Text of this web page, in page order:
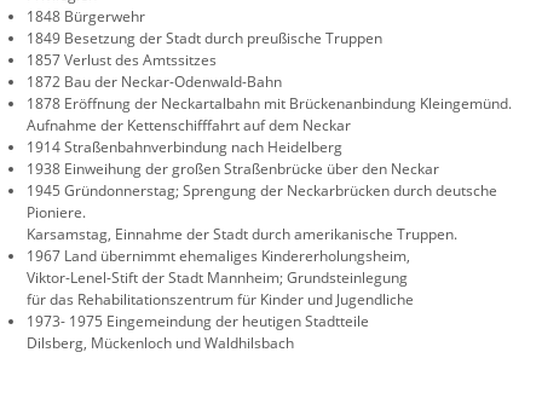
1848 Bürgerwehr
1849 Besetzung der Stadt durch preußische Truppen
1857 Verlust des Amtssitzes
1872 Bau der Neckar-Odenwald-Bahn
1878 Eröffnung der Neckartalbahn mit Brückenanbindung Kleingemünd.
Aufnahme der Kettenschifffahrt auf dem Neckar
1914 Straßenbahnverbindung nach Heidelberg
1938 Einweihung der großen Straßenbrücke über den Neckar
1945 Gründonnerstag; Sprengung der Neckarbrücken durch deutsche
Pioniere.
Karsamstag, Einnahme der Stadt durch amerikanische Truppen.
1967 Land übernimmt ehemaliges Kindererholungsheim,
Viktor-Lenel-Stift der Stadt Mannheim; Grundsteinlegung
für das Rehabilitationszentrum für Kinder und Jugendliche
1973- 1975 Eingemeindung der heutigen Stadtteile
Dilsberg, Mückenloch und Waldhilsbach